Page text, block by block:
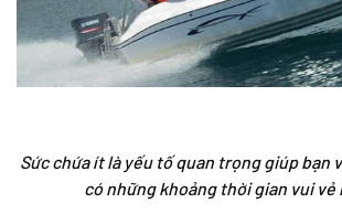
Sức chứa ít là yếu tố quan trọng giúp bạn
có những khoảng thời gian vui vẻ